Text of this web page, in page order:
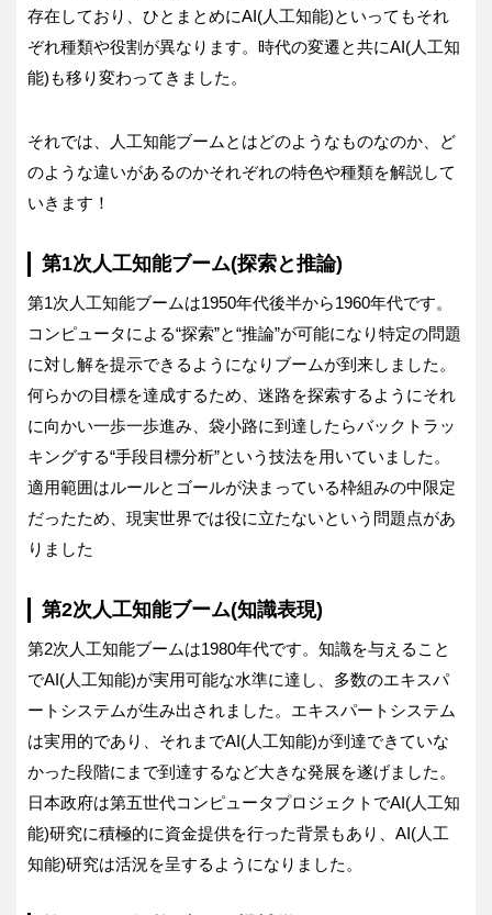
存在しており、ひとまとめにAI(人工知能)といってもそれ
ぞれ種類や役割が異なります。時代の変遷と共にAI(人工知
能)も移り変わってきました。
それでは、人工知能ブームとはどのようなものなのか、ど
のような違いがあるのかそれぞれの特色や種類を解説して
いきます！
第1次人工知能ブーム(探索と推論)
第1次人工知能ブームは1950年代後半から1960年代です。
コンピュータによる“探索”と“推論”が可能になり特定の問題
に対し解を提示できるようになりブームが到来しました。
何らかの目標を達成するため、迷路を探索するようにそれ
に向かい一歩一歩進み、袋小路に到達したらバックトラッ
キングする“手段目標分析”という技法を用いていました。
適用範囲はルールとゴールが決まっている枠組みの中限定
だったため、現実世界では役に立たないという問題点があ
りました
第2次人工知能ブーム(知識表現)
第2次人工知能ブームは1980年代です。知識を与えること
でAI(人工知能)が実用可能な水準に達し、多数のエキスパ
ートシステムが生み出されました。エキスパートシステム
は実用的であり、それまでAI(人工知能)が到達できていな
かった段階にまで到達するなど大きな発展を遂げました。
日本政府は第五世代コンピュータプロジェクトでAI(人工知
能)研究に積極的に資金提供を行った背景もあり、AI(人工
知能)研究は活況を呈するようになりました。